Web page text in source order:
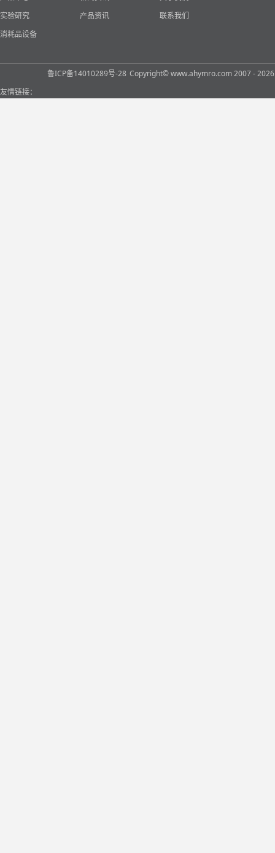
实验研究
消耗品设备
产品资讯
联系我们
鲁ICP备14010289号-28 Copyright© www.ahymro.com 2007 - 2026
友情链接：